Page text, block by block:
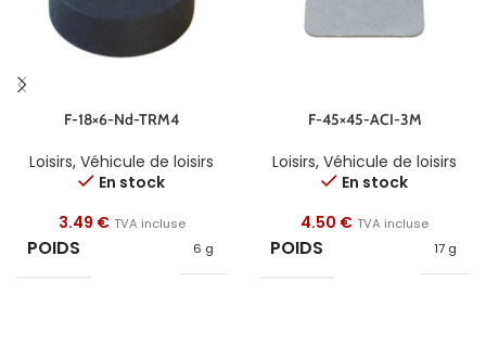
F-18×6-Nd-TRM4
Loisirs, Véhicule de loisirs
En stock
3.49 € TVA incluse
POIDS 6 g
F-45×45-ACI-3M
Loisirs, Véhicule de loisirs
En stock
4.50 € TVA incluse
POIDS 17 g